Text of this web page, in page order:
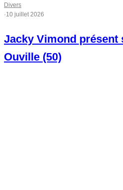
Divers
·10 juillet 2026
Jacky Vimond présent
Ouville (50)